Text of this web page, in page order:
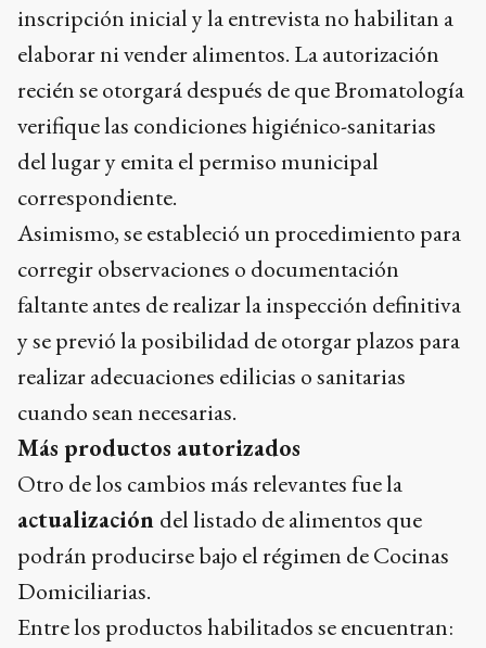
inscripción inicial y la entrevista no habilitan a
elaborar ni vender alimentos. La autorización
recién se otorgará después de que Bromatología
verifique las condiciones higiénico-sanitarias
del lugar y emita el permiso municipal
correspondiente.
Asimismo, se estableció un procedimiento para
corregir observaciones o documentación
faltante antes de realizar la inspección definitiva
y se previó la posibilidad de otorgar plazos para
realizar adecuaciones edilicias o sanitarias
cuando sean necesarias.
Más productos autorizados
Otro de los cambios más relevantes fue la
actualización del listado de alimentos que
podrán producirse bajo el régimen de Cocinas
Domiciliarias.
Entre los productos habilitados se encuentran: